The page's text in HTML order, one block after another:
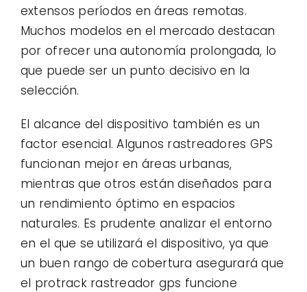
extensos períodos en áreas remotas.
Muchos modelos en el mercado destacan
por ofrecer una autonomía prolongada, lo
que puede ser un punto decisivo en la
selección.
El alcance del dispositivo también es un
factor esencial. Algunos rastreadores GPS
funcionan mejor en áreas urbanas,
mientras que otros están diseñados para
un rendimiento óptimo en espacios
naturales. Es prudente analizar el entorno
en el que se utilizará el dispositivo, ya que
un buen rango de cobertura asegurará que
el protrack rastreador gps funcione